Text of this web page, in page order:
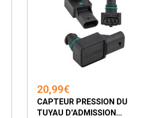
20,99€
CAPTEUR PRESSION DU
TUYAU D'ADMISSION...